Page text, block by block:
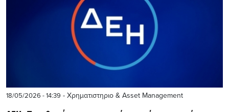
18/05/2026 - 14:39 - Χρηματιστηριο & Asset Management